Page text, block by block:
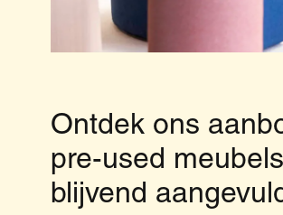
Ontdek ons
pre-used
blijvend